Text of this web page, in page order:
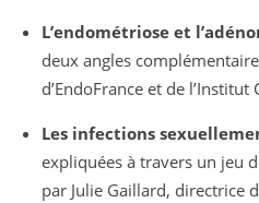
L’endométriose et
deux angles
d’EndoFrance et de l’Institut
Les infections
expliquées à travers un jeu
par Julie Gaillard, directrice